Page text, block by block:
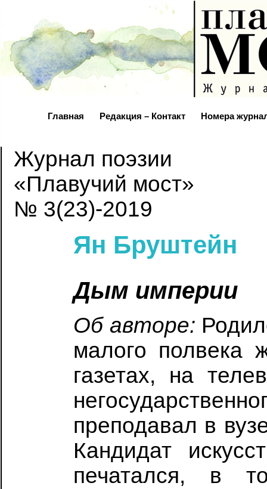
Главная Редакция – Контакт Номера
Журнал поэзии
«Плавучий мост»
№ 3(23)-2019
Ян Бруштейн
Дым империи
Об авторе:
малого полвека
газетах, на
преподавал в
Кандидат
печатался, в